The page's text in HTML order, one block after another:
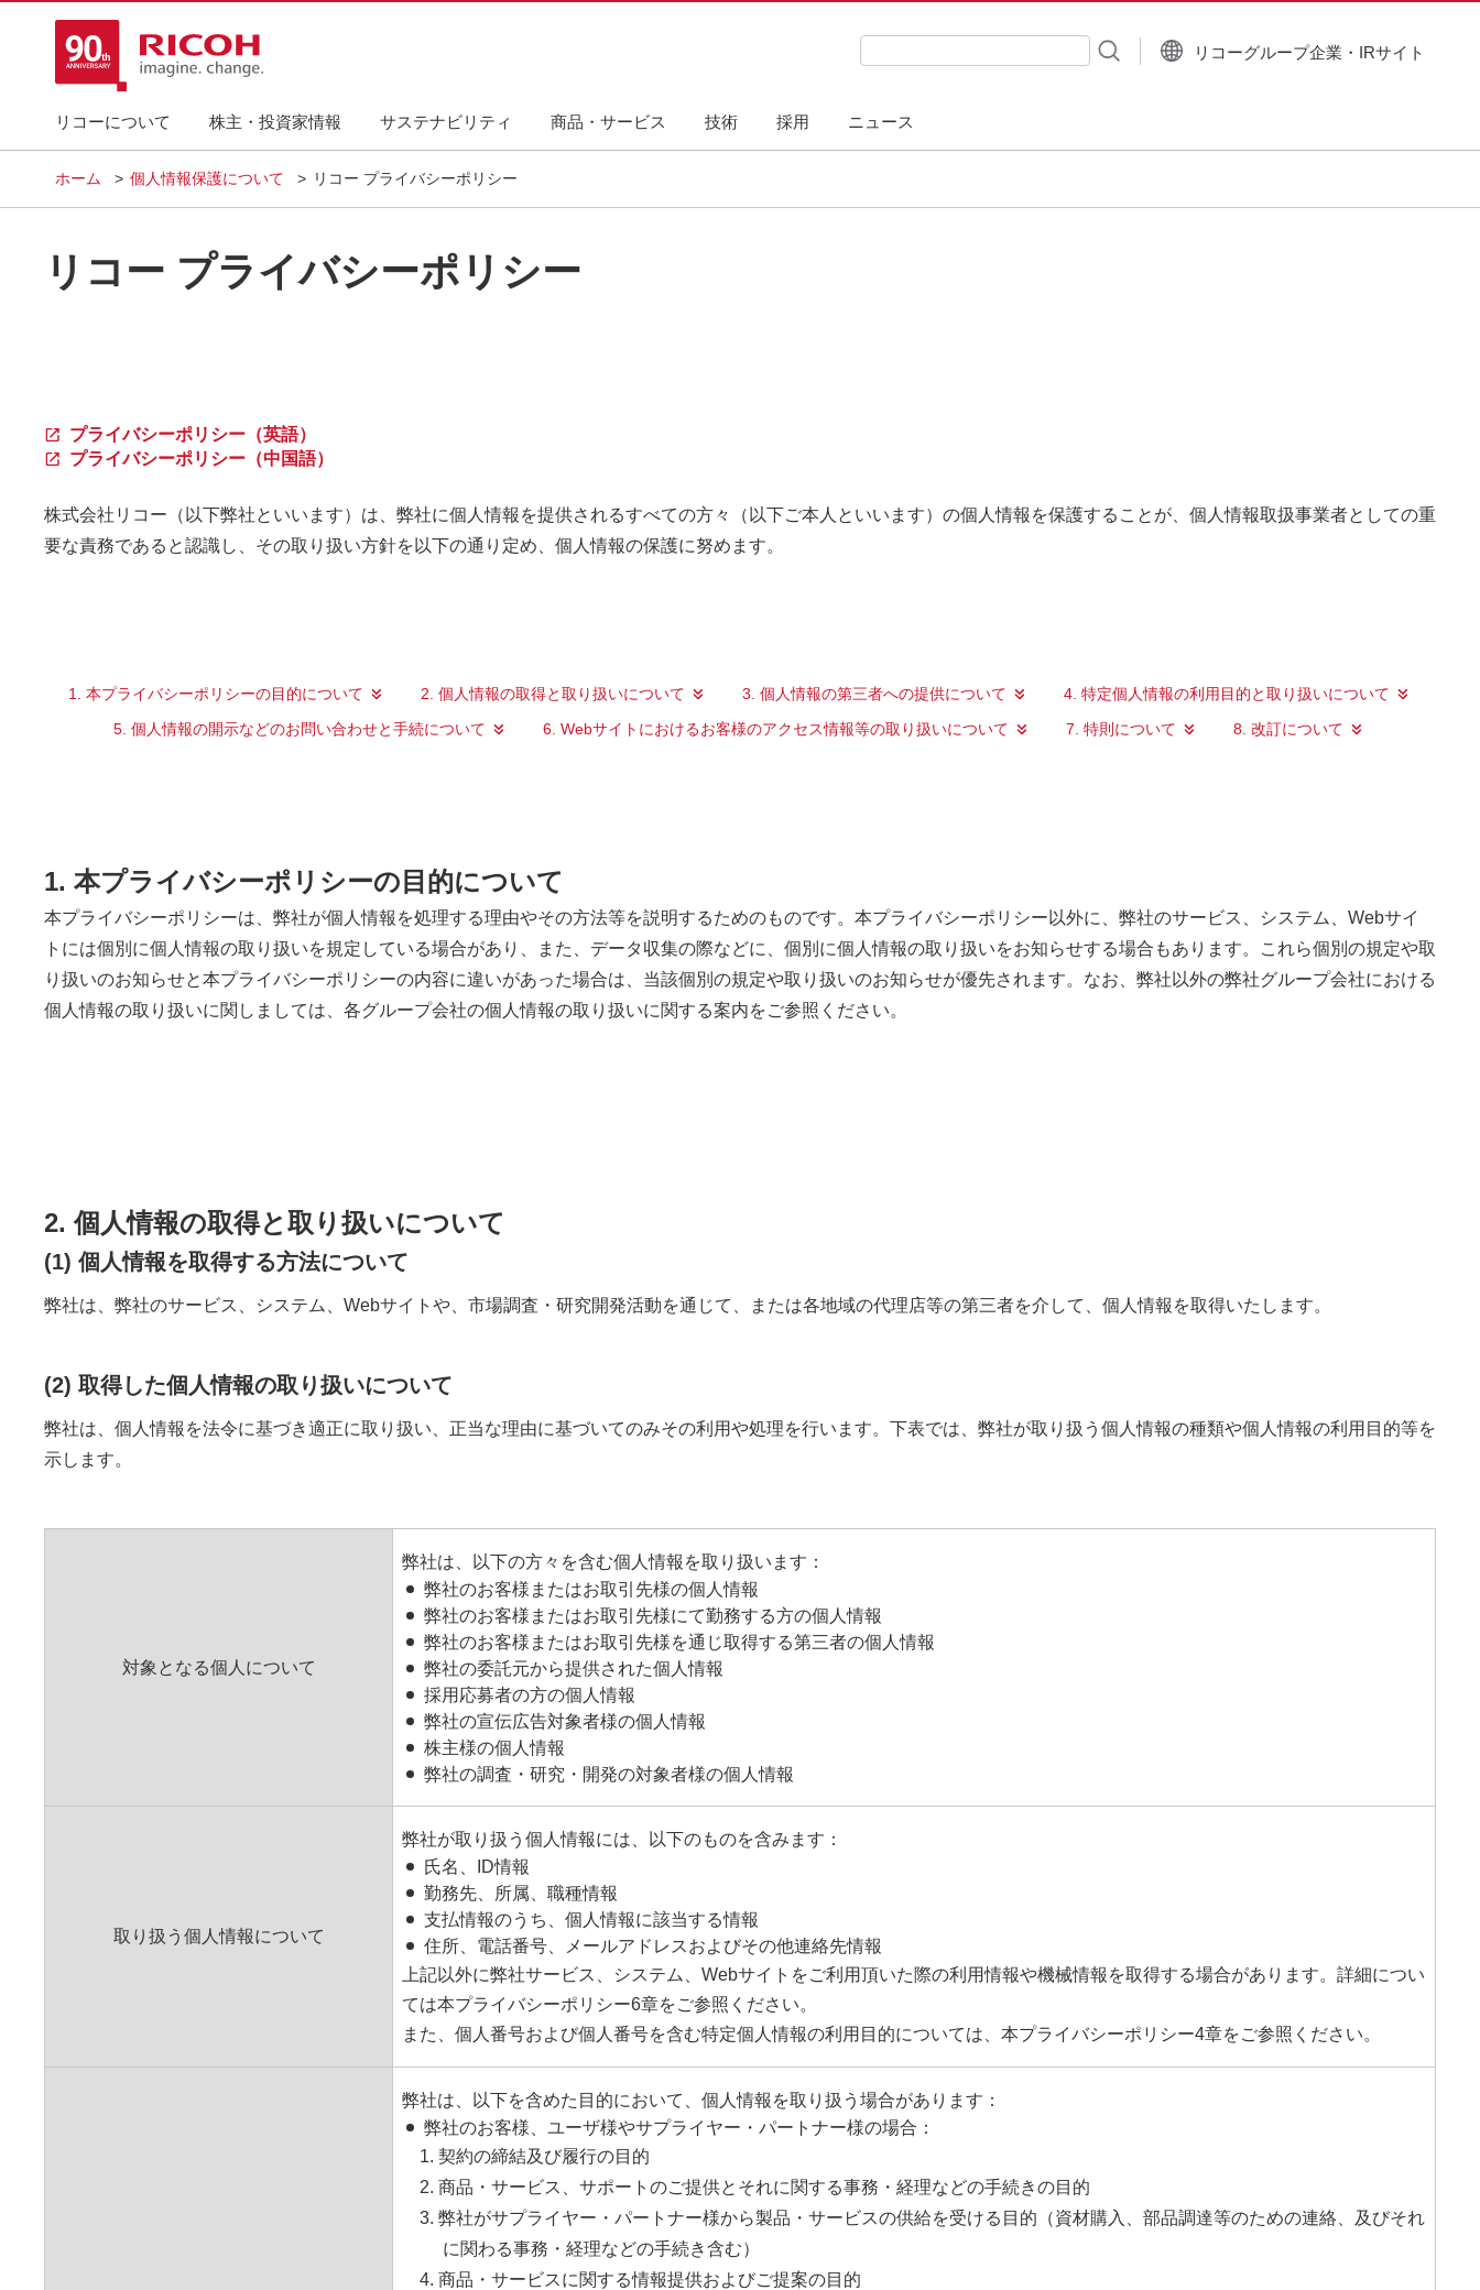
リコーについて 株主・投資家情報 サステナビリティ 商品・サービス 技術 採用 ニュース
検索キーワード入力
リコーグループ企業・IRサイト
ホーム 個人情報保護について リコー プライバシーポリシー
リコー プライバシーポリシー
プライバシーポリシー（英語）
プライバシーポリシー（中国語）
株式会社リコー（以下弊社といいます）は、弊社に個人情報を提供されるすべての方々（以下ご本人といいます）の個人情報を保護することが、個人情報取扱事業者としての重
要な責務であると認識し、その取り扱い方針を以下の通り定め、個人情報の保護に努めます。
1. 本プライバシーポリシーの目的について 2. 個人情報の取得と取り扱いについて 3. 個人情報の第三者への提供について
4. 特定個人情報の利用目的と取り扱いについて
5. 個人情報の開示などのお問い合わせと手続について
6. Webサイトにおけるお客様のアクセス情報等の取り扱いについて 7. 特則について 8. 改訂について
1. 本プライバシーポリシーの目的について
本プライバシーポリシーは、弊社が個人情報を処理する理由やその方法等を説明するためのものです。本プライバシーポリシー以外に、弊社のサービス、システム、Webサイ
トには個別に個人情報の取り扱いを規定している場合があり、また、データ収集の際などに、個別に個人情報の取り扱いをお知らせする場合もあります。これら個別の規定や取
り扱いのお知らせと本プライバシーポリシーの内容に違いがあった場合は、当該個別の規定や取り扱いのお知らせが優先されます。なお、弊社以外の弊社グループ会社における
個人情報の取り扱いに関しましては、各グループ会社の個人情報の取り扱いに関する案内をご参照ください。
2. 個人情報の取得と取り扱いについて
(1) 個人情報を取得する方法について
弊社は、弊社のサービス、システム、Webサイトや、市場調査・研究開発活動を通じて、または各地域の代理店等の第三者を介して、個人情報を取得いたします。
(2) 取得した個人情報の取り扱いについて
弊社は、個人情報を法令に基づき適正に取り扱い、正当な理由に基づいてのみその利用や処理を行います。下表では、弊社が取り扱う個人情報の種類や個人情報の利用目的等を
示します。
対象となる個人について
弊社は、以下の方々を含む個人情報を取り扱います：
弊社のお客様またはお取引先様の個人情報
弊社のお客様またはお取引先様にて勤務する方の個人情報
弊社のお客様またはお取引先様を通じ取得する第三者の個人情報
弊社の委託元から提供された個人情報
採用応募者の方の個人情報
弊社の宣伝広告対象者様の個人情報
株主様の個人情報
弊社の調査・研究・開発の対象者様の個人情報
取り扱う個人情報について
弊社が取り扱う個人情報には、以下のものを含みます：
氏名、ID情報
勤務先、所属、職種情報
支払情報のうち、個人情報に該当する情報
住所、電話番号、メールアドレスおよびその他連絡先情報
上記以外に弊社サービス、システム、Webサイトをご利用頂いた際の利用情報や機械情報を取得する場合があります。詳細につい
ては本プライバシーポリシー6章をご参照ください。
また、個人番号および個人番号を含む特定個人情報の利用目的については、本プライバシーポリシー4章をご参照ください。
弊社は、以下を含めた目的において、個人情報を取り扱う場合があります：
弊社のお客様、ユーザ様やサプライヤー・パートナー様の場合：
1. 契約の締結及び履行の目的
2. 商品・サービス、サポートのご提供とそれに関する事務・経理などの手続きの目的
3. 弊社がサプライヤー・パートナー様から製品・サービスの供給を受ける目的（資材購入、部品調達等のための連絡、及びそれ
に関わる事務・経理などの手続き含む）
4. 商品・サービスに関する情報提供およびご提案の目的